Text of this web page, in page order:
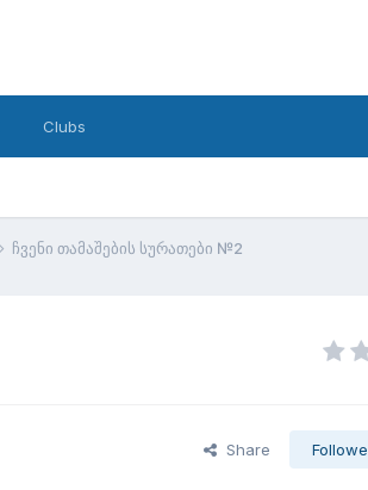
Clubs
ჩვენი თამაშების სურათები №2
Share